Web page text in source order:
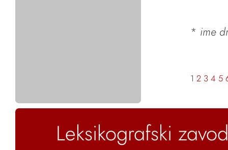
* ime
1 2 3 4 5
Leksikografski